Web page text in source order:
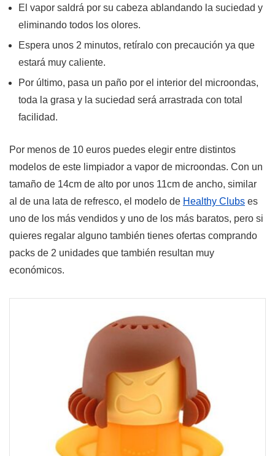
El vapor saldrá por su cabeza ablandando la suciedad y
eliminando todos los olores.
Espera unos 2 minutos, retíralo con precaución ya que
estará muy caliente.
Por último, pasa un paño por el interior del microondas,
toda la grasa y la suciedad será arrastrada con total
facilidad.
Por menos de 10 euros puedes elegir entre distintos
modelos de este limpiador a vapor de microondas. Con un
tamaño de 14cm de alto por unos 11cm de ancho, similar
al de una lata de refresco, el modelo de Healthy Clubs es
uno de los más vendidos y uno de los más baratos, pero si
quieres regalar alguno también tienes ofertas comprando
packs de 2 unidades que también resultan muy
económicos.